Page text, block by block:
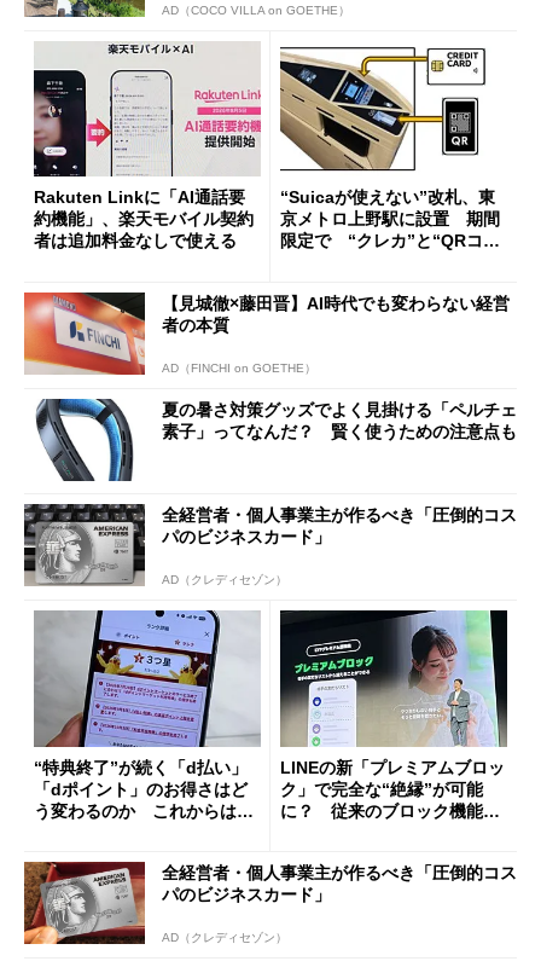
AD（COCO VILLA on GOETHE）
Rakuten Linkに「AI通話要
約機能」、楽天モバイル契約
者は追加料金なしで使える
“Suicaが使えない”改札、東
京メトロ上野駅に設置 期間
限定で “クレカ”と“QRコー
【見城徹×藤田晋】AI時代でも変わらない経営
者の本質
AD（FINCHI on GOETHE）
夏の暑さ対策グッズでよく見掛ける「ペルチェ
素子」ってなんだ？ 賢く使うための注意点も
全経営者・個人事業主が作るべき「圧倒的コス
パのビジネスカード」
AD（クレディセゾン）
“特典終了”が続く「d払い」
「dポイント」のお得さはど
う変わるのか これからは
LINEの新「プレミアムブロッ
ク」で完全な“絶縁”が可能
に？ 従来のブロック機能と
全経営者・個人事業主が作るべき「圧倒的コス
パのビジネスカード」
AD（クレディセゾン）